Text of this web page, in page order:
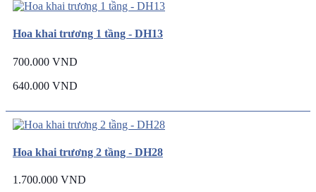
Hoa khai trương 1 tầng - DH13
700.000 VND
640.000 VND
Hoa khai trương 2 tầng - DH28
1.700.000 VND